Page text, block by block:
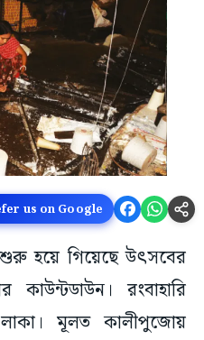
us on Google
শুরু হয়ে গিয়েছে উৎসবের
রংবাহারি
মূলত কালীপুজোয়